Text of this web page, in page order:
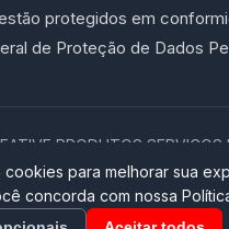
protegidos em
de Proteção de Dados
PRODUTOS SERVICOS
0001-76. Todos os
completa desenvolvida por
cookies para melhorar sua
concorda com nossa